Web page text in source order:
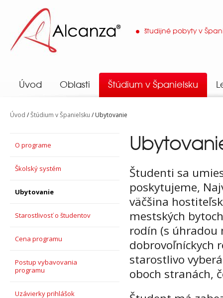
študijné pobyty v
Úvod Oblasti Štúdium v Španielsku
Úvod /Štúdium v Španielsku / Ubytovanie
Študenti sa
poskytujeme,
väčšina
mestských
rodín (s úhradou
dobrovoľníckych
starostlivo
oboch stranách,
O programe
Školský systém
Ubytovanie
Starostlivosť o študentov
Cena programu
Postup vybavovania
programu
Uzávierky prihlášok